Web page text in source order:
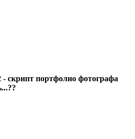
скрипт портфолио фотографа